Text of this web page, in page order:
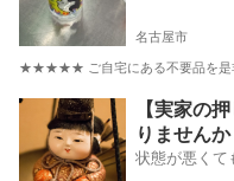
名古屋市
★★★★★ ご自宅にある不要品を是非
愛知 名古屋市 食器 現
【実家の
りませんか
状態が悪くて